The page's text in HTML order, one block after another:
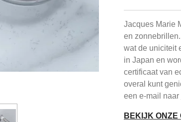
Jacques Marie
en
wat de uniciteit
in Japan en
certificaat van
overal kunt
een e-mail naar
BEKIJK ONZE